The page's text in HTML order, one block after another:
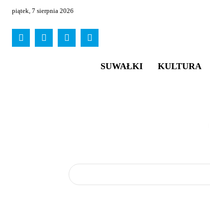
piątek, 7 sierpnia 2026
SUWAŁKI KULTURA